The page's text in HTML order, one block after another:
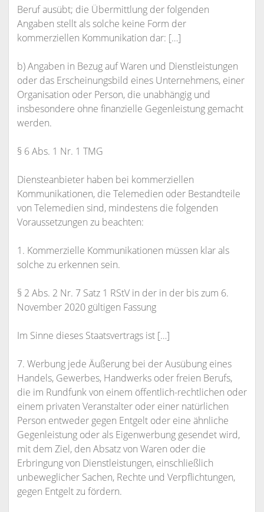
Beruf ausübt; die Übermittlung der folgenden
Angaben stellt als solche keine Form der
kommerziellen Kommunikation dar: […]
b) Angaben in Bezug auf Waren und Dienstleistungen
oder das Erscheinungsbild eines Unternehmens, einer
Organisation oder Person, die unabhängig und
insbesondere ohne finanzielle Gegenleistung gemacht
werden.
§ 6 Abs. 1 Nr. 1 TMG
Diensteanbieter haben bei kommerziellen
Kommunikationen, die Telemedien oder Bestandteile
von Telemedien sind, mindestens die folgenden
Voraussetzungen zu beachten:
1. Kommerzielle Kommunikationen müssen klar als
solche zu erkennen sein.
§ 2 Abs. 2 Nr. 7 Satz 1 RStV in der in der bis zum 6.
November 2020 gültigen Fassung
Im Sinne dieses Staatsvertrags ist […]
7. Werbung jede Äußerung bei der Ausübung eines
Handels, Gewerbes, Handwerks oder freien Berufs,
die im Rundfunk von einem öffentlich-rechtlichen oder
einem privaten Veranstalter oder einer natürlichen
Person entweder gegen Entgelt oder eine ähnliche
Gegenleistung oder als Eigenwerbung gesendet wird,
mit dem Ziel, den Absatz von Waren oder die
Erbringung von Dienstleistungen, einschließlich
unbeweglicher Sachen, Rechte und Verpflichtungen,
gegen Entgelt zu fördern.